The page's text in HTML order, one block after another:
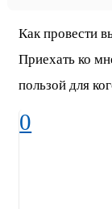
Как провести
Приехать ко
пользой для
0